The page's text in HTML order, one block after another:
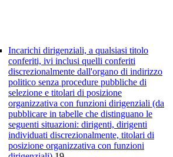
Incarichi dirigenziali, a qualsiasi titolo
conferiti, ivi inclusi quelli conferiti
discrezionalmente dall'organo di indirizzo
politico senza procedure pubbliche di
selezione e titolari di posizione
organizzativa con funzioni dirigenziali (da
pubblicare in tabelle che distinguano le
seguenti situazioni: dirigenti, dirigenti
individuati discrezionalmente, titolari di
posizione organizzativa con funzioni